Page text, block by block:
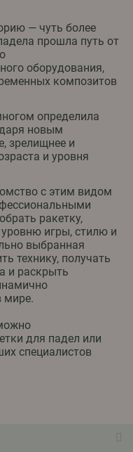
— чуть более
прошла путь от
оборудования,
композитов
определила
новым
зрелищнее и
и уровня
с этим видом
ракетку,
игры, стилю и
выбранная
технику, получать
и раскрыть
мире.
для падел или
специалистов